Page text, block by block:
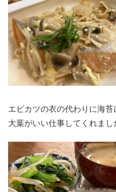
エビカツの衣の代わりに海苔
大葉がいい仕事してくれまし